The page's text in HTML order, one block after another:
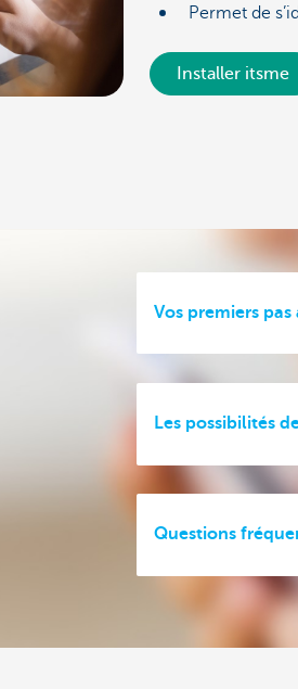
Permet de
Installer itsme
Vos premiers pas
Les possibilités
Questions